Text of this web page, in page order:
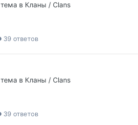
тема в Кланы / Clans
39 ответов
тема в Кланы / Clans
39 ответов